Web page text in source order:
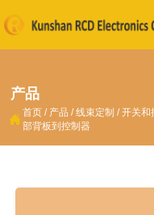
产品
 首页 / 产品 /线束定制 /开关和
部背板到控制器